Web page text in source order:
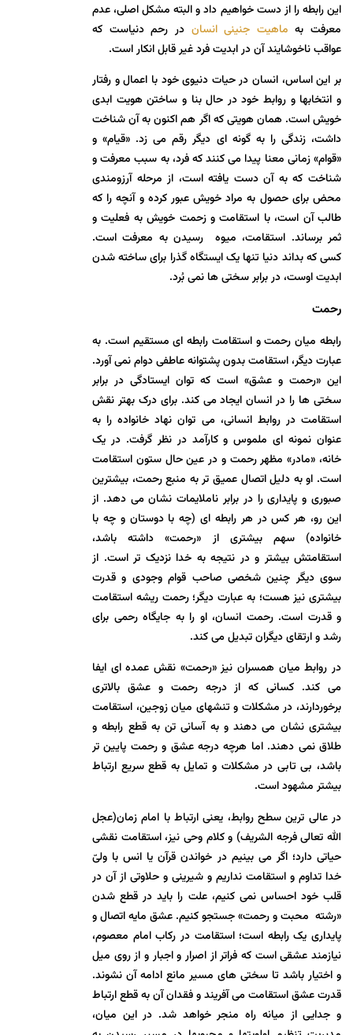
این رابطه را از دست خواهیم داد و البته مشکل اصلی، عدم
معرفت به ماهیت جنینی انسان در رحم دنیاست که
عواقب ناخوشايند آن در ابدیت فرد غیر قابل انکار است.
بر این اساس، انسان در حیات دنیوی خود با اعمال و رفتار
و انتخابها و روابط خود در حال بنا و ساختن هویت ابدی
خویش است. همان هویتی که اگر هم اکنون به آن شناخت
داشت، زندگی را به گونه ای دیگر رقم می زد. «قیام» و
«قوام» زمانی معنا پیدا می کنند که فرد، به سبب معرفت و
شناخت که به آن دست یافته است، از مرحله آرزومندی
محض برای حصول به مراد خویش عبور کرده و آنچه را که
طالب آن است، با استقامت و زحمت خویش به فعلیت و
ثمر برساند. استقامت، میوه رسیدن به معرفت است.
کسی که بداند دنیا تنها یک ایستگاه گذرا برای ساخته شدن
ابدیت اوست، در برابر سختی ها نمی بُرد.
رحمت
رابطه میان رحمت و استقامت رابطه ای مستقیم است. به
عبارت دیگر، استقامت بدون پشتوانه عاطفی دوام نمی آورد.
این «رحمت و عشق» است که توان ایستادگی در برابر
سختی ها را در انسان ایجاد می کند. برای درک بهتر نقش
استقامت در روابط انسانی، می توان نهاد خانواده را به
عنوان نمونه ای ملموس و کارآمد در نظر گرفت. در یک
خانه، «مادر» مظهر رحمت و در عین حال ستون استقامت
است. او به دلیل اتصال عمیق تر به منبع رحمت، بیشترین
صبوری و پایداری را در برابر ناملایمات نشان می دهد. از
این رو، هر کس در هر رابطه ای (چه با دوستان و چه با
خانواده) سهم بیشتری از «رحمت» داشته باشد،
استقامتش بیشتر و در نتیجه به خدا نزدیک تر است. از
سوی دیگر چنین شخصی صاحب قوام وجودی و قدرت
بیشتری نیز هست؛ به عبارت دیگر؛ رحمت ریشه استقامت
و قدرت است. رحمت انسان، او را به جایگاه رحمی برای
رشد و ارتقای دیگران تبدیل می کند.
در روابط میان همسران نیز «رحمت» نقش عمده ای ایفا
می کند. کسانی که از درجه رحمت و عشق بالاتری
برخوردارند، در مشکلات و تنشهای میان زوجین، استقامت
بیشتری نشان می دهند و به آسانی تن به قطع رابطه و
طلاق نمی دهند. اما هرچه درجه عشق و رحمت پایین تر
باشد، بی تابی در مشکلات و تمایل به قطع سریع ارتباط
بیشتر مشهود است.
در عالی ترین سطح روابط، یعنی ارتباط با امام زمان(عجل
الله تعالی فرجه الشریف) و کلام وحی نیز، استقامت نقشی
حیاتی دارد؛ اگر می بینیم در خواندن قرآن یا انس با ولیّ
خدا تداوم و استقامت نداریم و شیرینی و حلاوتی از آن در
قلب خود احساس نمی کنیم، علت را باید در قطع شدن
«رشته محبت و رحمت» جستجو کنیم. عشق مایه اتصال و
پایداری یک رابطه است؛ استقامت در رکاب امام معصوم،
نیازمند عشقی است که فراتر از اصرار و اجبار و از روی میل
و اختیار باشد تا سختی های مسیر مانع ادامه آن نشوند.
قدرت عشق استقامت می آفریند و فقدان آن به قطع ارتباط
و جدایی از میانه راه منجر خواهد شد. در این میان،